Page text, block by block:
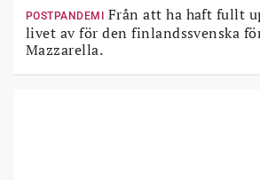
POSTPANDEMI Från att ha haft fullt
livet av för den finlandssvenska
Mazzarella.